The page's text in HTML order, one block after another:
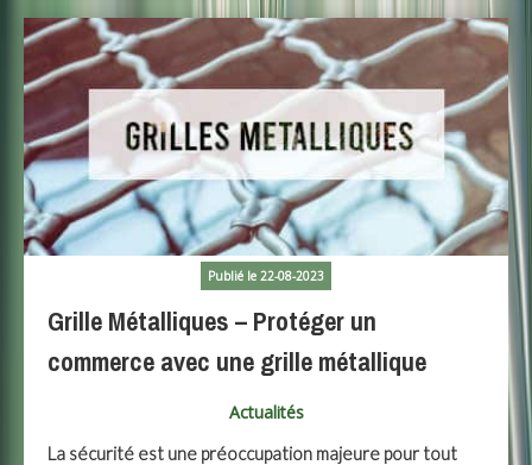
Publié le 22-08-2023
Grille Métalliques – Protéger un
commerce avec une grille métallique
Actualités
La sécurité est une préoccupation majeure pour tout